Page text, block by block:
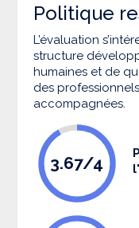
Politique
L’évaluation
structure
humaines et de
des
accompagnées.
3.67/4